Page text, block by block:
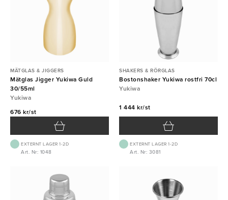
MÄTGLAS & JIGGERS
Mätglas Jigger Yukiwa Guld
30/55ml
Yukiwa
676 kr/st
EXTERNT LAGER 1-2D
Art. Nr: 1048
SHAKERS & RÖRGLAS
Bostonshaker Yukiwa rostfri 70cl
Yukiwa
1 444 kr/st
EXTERNT LAGER 1-2D
Art. Nr: 3081